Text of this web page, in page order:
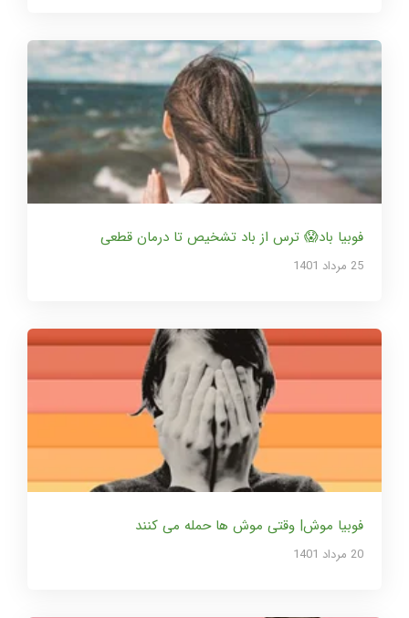
فوبیا باد😱 ترس از باد تشخیص تا درمان قطعی
25 مرداد 1401
فوبیا موش| وقتی موش ها حمله می کنند
20 مرداد 1401